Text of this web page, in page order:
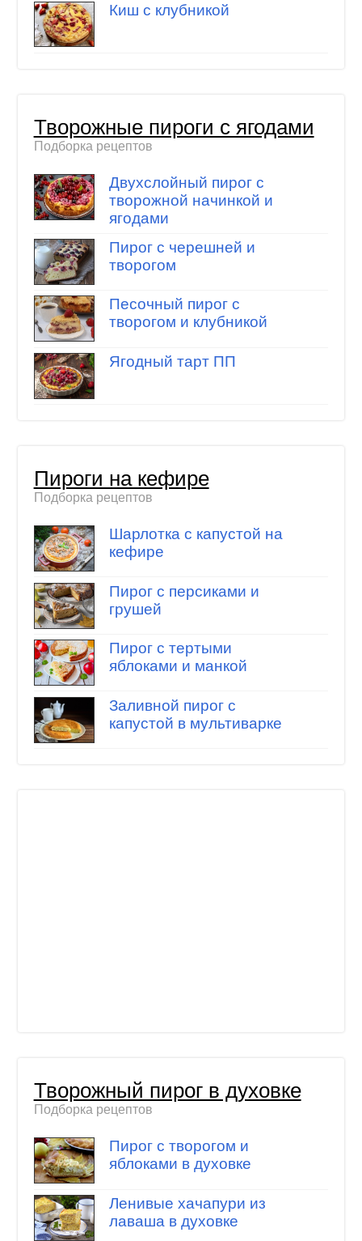
Киш с клубникой
Творожные пироги с ягодами
Подборка рецептов
Двухслойный пирог с
творожной начинкой и
ягодами
Пирог с черешней и
творогом
Песочный пирог с
творогом и клубникой
Ягодный тарт ПП
Пироги на кефире
Подборка рецептов
Шарлотка с капустой на
кефире
Пирог с персиками и
грушей
Пирог с тертыми
яблоками и манкой
Заливной пирог с
капустой в мультиварке
Творожный пирог в духовке
Подборка рецептов
Пирог с творогом и
яблоками в духовке
Ленивые хачапури из
лаваша в духовке